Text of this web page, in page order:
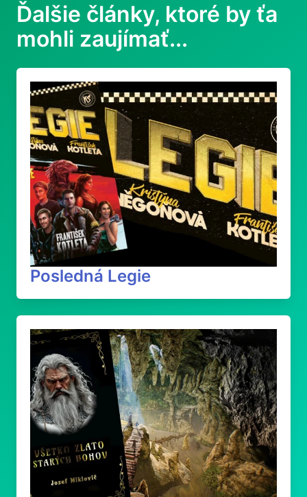
Ďalšie články, ktoré by ťa
mohli zaujímať...
Posledná Legie